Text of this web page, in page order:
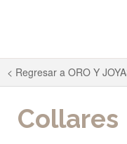
< Regresar a ORO Y
Collares